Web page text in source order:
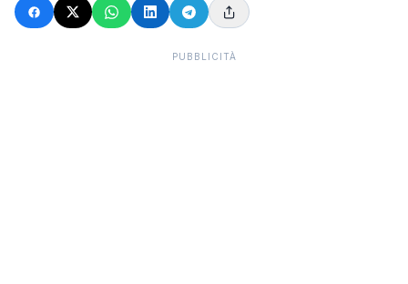
PUBBLICITÀ